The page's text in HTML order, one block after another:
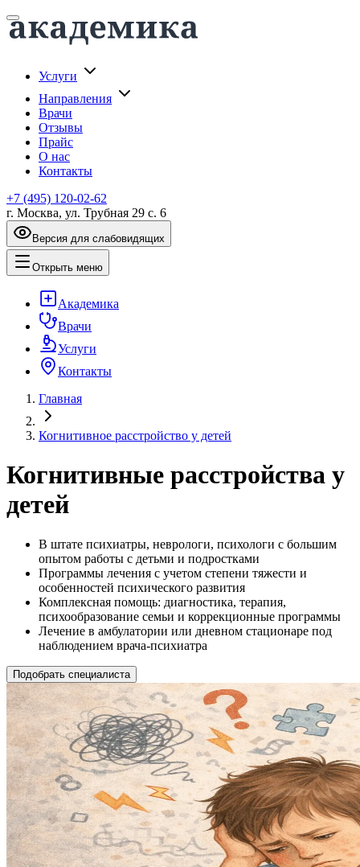
Услуги
Направления
Врачи
Отзывы
Прайс
О нас
Контакты
+7 (495) 120-02-62
г. Москва, ул. Трубная 29 с. 6
Версия для слабовидящих
Открыть меню
Академика
Врачи
Услуги
Контакты
Главная
Когнитивное расстройство у детей
Когнитивные расстройства у
детей
В штате психиатры, неврологи, психологи с большим
опытом работы с детьми и подростками
Программы лечения с учетом степени тяжести и
особенностей психического развития
Комплексная помощь: диагностика, терапия,
психообразование семьи и коррекционные программы
Лечение в амбулатории или дневном стационаре под
наблюдением врача-психиатра
Подобрать специалиста